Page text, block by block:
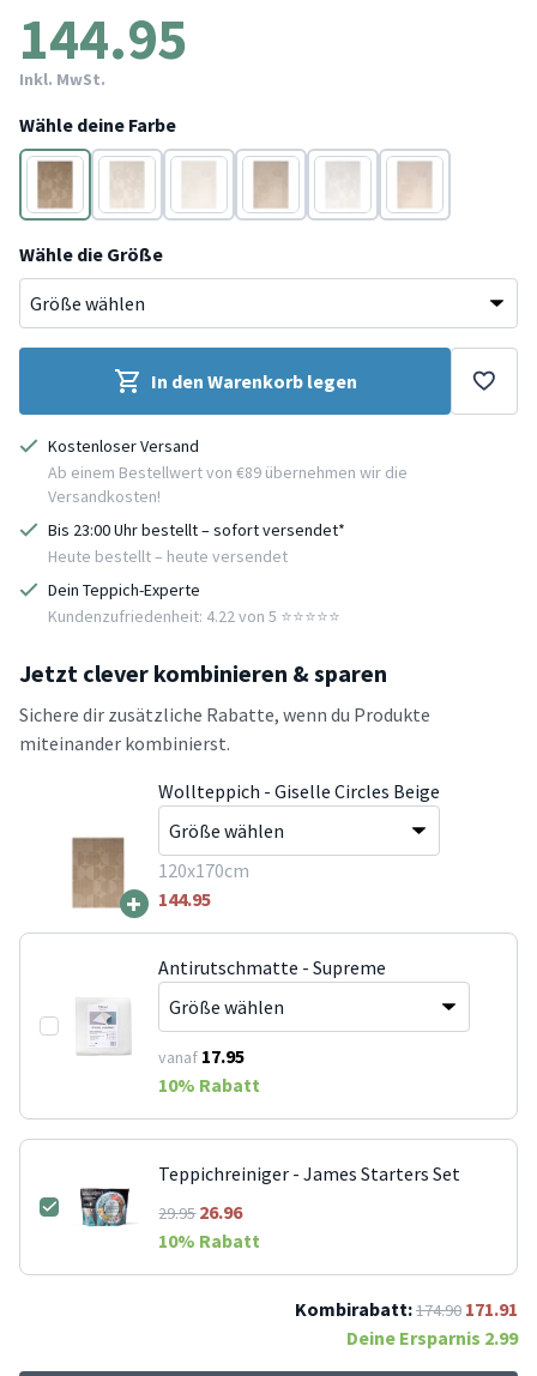
144.95
Inkl. MwSt.
Wähle deine Farbe
Beige Creme Weiß Beige Weiß
Creme
Wähle die Größe
In den Warenkorb legen
Kostenloser Versand
Ab einem Bestellwert von €89 übernehmen wir die
Versandkosten!
Bis 23:00 Uhr bestellt – sofort versendet*
Heute bestellt – heute versendet
Dein Teppich-Experte
Kundenzufriedenheit: 4.22 von 5 ⭐️⭐️⭐️⭐️⭐️
Jetzt clever kombinieren & sparen
Sichere dir zusätzliche Rabatte, wenn du Produkte
miteinander kombinierst.
+
Wollteppich - Giselle Circles Beige
120x170cm
144.95
Antirutschmatte - Supreme
vanaf 17.95
10% Rabatt
Teppichreiniger - James Starters Set
29.9526.96
10% Rabatt
Kombirabatt:174.90 171.91
Deine Ersparnis 2.99